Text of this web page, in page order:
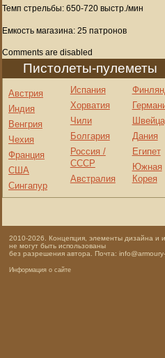
Темп стрельбы: 650-720 выстр./мин
Емкость магазина: 25 патронов
Comments are disabled
Пистолеты-пулеметы
Австрия
Индия
Венгрия
Чехия
Франция
США
Сингапур
Испания
Хорватия
Чили
Болгария
Россия /
СССР
Австралия
Дания
Египет
Южная
Корея
2010-2026. Концепция, элементы дизайна и
не могут быть использованы
без разрешения автора. Почта:
Информация о сайте